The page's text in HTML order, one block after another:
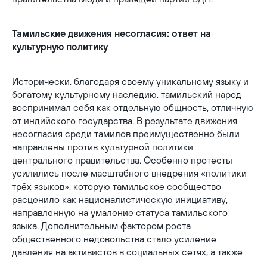
Тамильские движения несогласия: ответ на
культурную политику
Исторически, благодаря своему уникальному языку и
богатому культурному наследию, тамильский народ
воспринимал себя как отдельную общность, отличную
от индийского государства. В результате движения
несогласия среди тамилов преимущественно были
направлены против культурной политики
центрального правительства. Особенно протесты
усилились после масштабного внедрения «политики
трёх языков», которую тамильское сообщество
расценило как националистическую инициативу,
направленную на умаление статуса тамильского
языка. Дополнительным фактором роста
общественного недовольства стало усиление
давления на активистов в социальных сетях, а также